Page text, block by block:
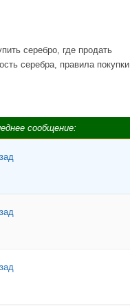
серебро, где продать
серебра, правила покупки,
сообщение: